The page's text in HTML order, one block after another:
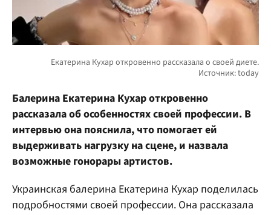
Балерина Екатерина Кухар откровенно
рассказала об особенностях своей профессии. В
интервью она пояснила, что помогает ей
выдерживать нагрузку на сцене, и назвала
возможные гонорары артистов.
Украинская балерина Екатерина Кухар поделилась
подробностями своей профессии. Она рассказала